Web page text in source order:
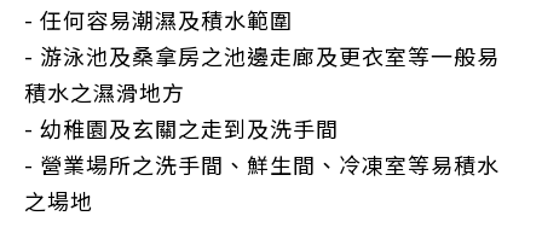
- 任何容易潮濕及積水範圍
- 游泳池及桑拿房之池邊走廊及更衣室等一般易
積水之濕滑地方
- 幼稚園及玄關之走到及洗手間
- 營業場所之洗手間、鮮生間、冷凍室等易積水
之場地